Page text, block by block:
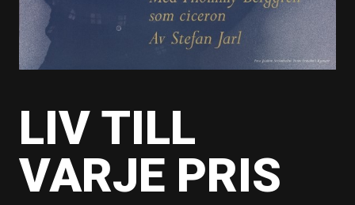
LIV TILL
VARJE PRIS